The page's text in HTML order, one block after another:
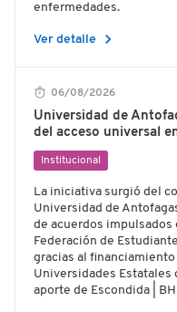
enfermedades.
Ver detalle chevron_right
06/08/2026
Universidad de
del acceso universal
Institucional
La iniciativa surgió del
Universidad de
de acuerdos
Federación de
gracias al
Universidades Estatales
aporte de Escondida |